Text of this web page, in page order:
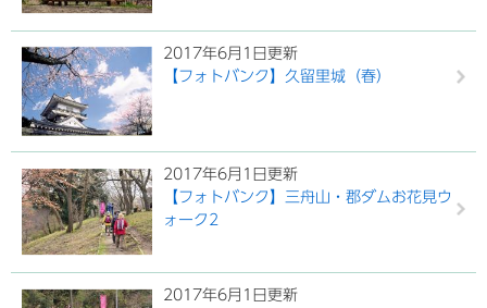
2017年6月1日更新
【フォトバンク】久留里城（春）
2017年6月1日更新
【フォトバンク】三舟山・郡ダムお花見ウ
ォーク2
2017年6月1日更新